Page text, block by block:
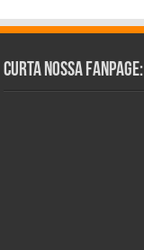
Curta Nossa Fanpage: